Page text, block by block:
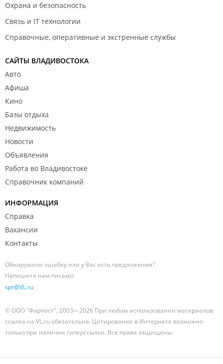
Охрана и безопасность
Связь и IT технологии
Справочные, оперативные и экстренные службы
САЙТЫ ВЛАДИВОСТОКА
Авто
Афиша
Кино
Базы отдыха
Недвижимость
Новости
Объявления
Работа во Владивостоке
Справочник компаний
ИНФОРМАЦИЯ
Справка
Вакансии
Контакты
Обнаружили ошибку или у Вас есть предложения?
Напишите нам письмо:
spr@VL.ru
© ООО "Фарпост", 2003—2026 При любом использовании материалов
ссылка на VL.ru обязательна. Цитирование в Интернете возможно
только при наличии гиперссылки. Все права защищены.